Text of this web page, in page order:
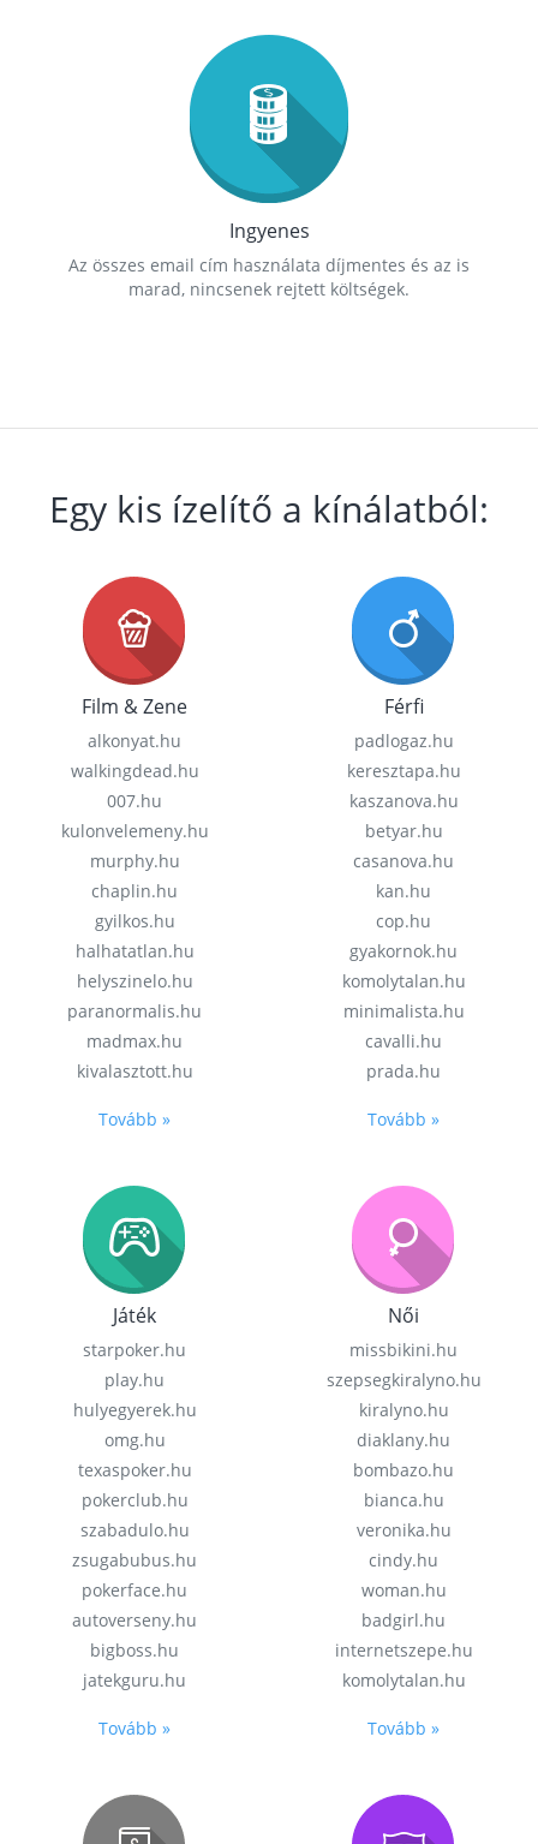
Ingyenes
Az összes email cím használata díjmentes és az is
marad, nincsenek rejtett költségek.
Egy kis ízelítő a kínálatból:
Film & Zene
alkonyat.hu
walkingdead.hu
007.hu
kulonvelemeny.hu
murphy.hu
chaplin.hu
gyilkos.hu
halhatatlan.hu
helyszinelo.hu
paranormalis.hu
madmax.hu
kivalasztott.hu
Tovább »
Férfi
padlogaz.hu
keresztapa.hu
kaszanova.hu
betyar.hu
casanova.hu
kan.hu
cop.hu
gyakornok.hu
komolytalan.hu
minimalista.hu
cavalli.hu
prada.hu
Tovább »
Játék
starpoker.hu
play.hu
hulyegyerek.hu
omg.hu
texaspoker.hu
pokerclub.hu
szabadulo.hu
zsugabubus.hu
pokerface.hu
autoverseny.hu
bigboss.hu
jatekguru.hu
Tovább »
Női
missbikini.hu
szepsegkiralyno.hu
kiralyno.hu
diaklany.hu
bombazo.hu
bianca.hu
veronika.hu
cindy.hu
woman.hu
badgirl.hu
internetszepe.hu
komolytalan.hu
Tovább »